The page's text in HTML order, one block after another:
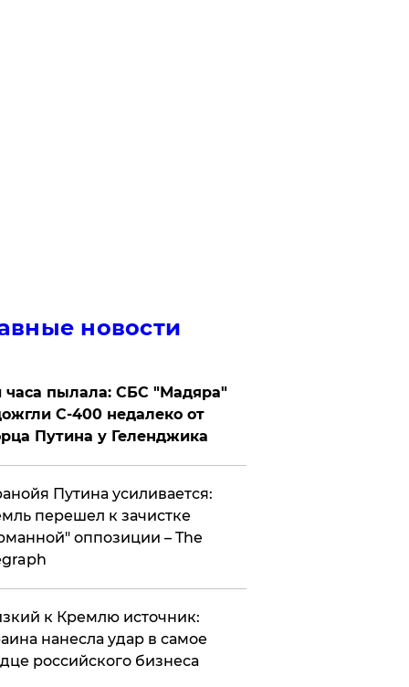
новости
часа пылала: СБС "Мадяра"
С-400 недалеко от
Путина у Геленджика
Путина усиливается:
перешел к зачистке
оппозиции – The
к Кремлю источник:
нанесла удар в самое
российского бизнеса